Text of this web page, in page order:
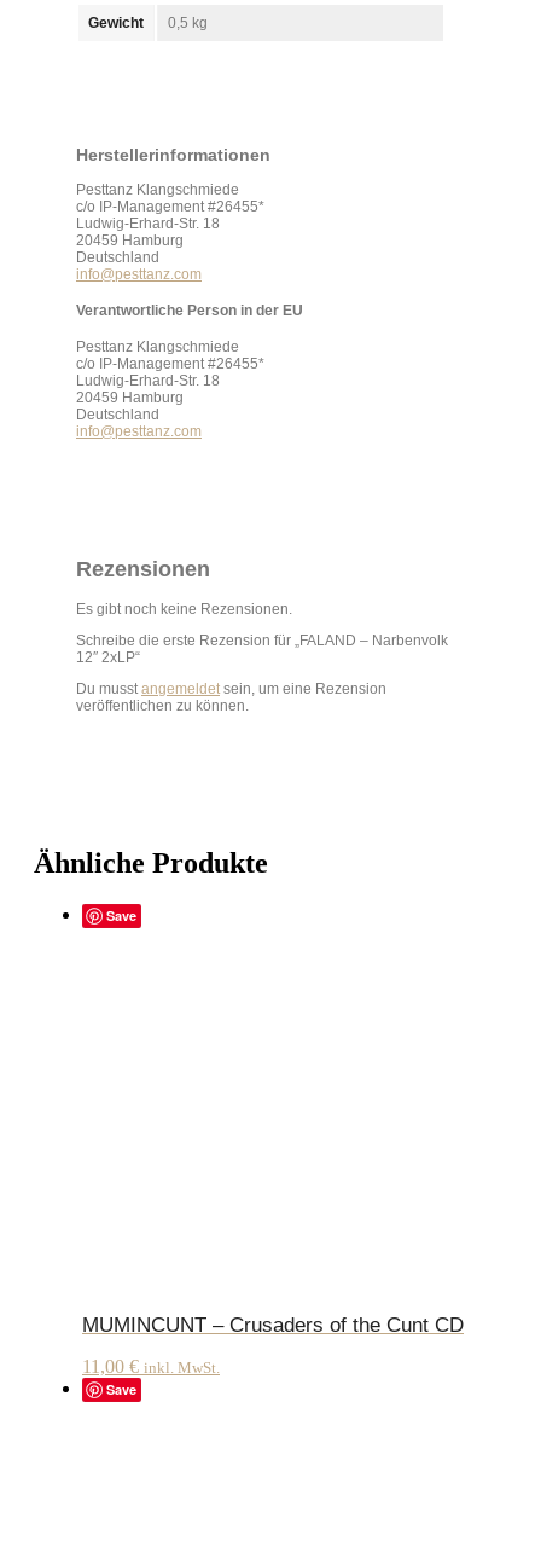
Gewicht 0,5 kg
Herstellerinformationen
Pesttanz Klangschmiede
c/o IP-Management #26455*
Ludwig-Erhard-Str. 18
20459 Hamburg
Deutschland
info@pesttanz.com
Verantwortliche Person in der EU
Pesttanz Klangschmiede
c/o IP-Management #26455*
Ludwig-Erhard-Str. 18
20459 Hamburg
Deutschland
info@pesttanz.com
Rezensionen
Es gibt noch keine Rezensionen.
Schreibe die erste Rezension für „FALAND – Narbenvolk
12″ 2xLP“
Du musstangemeldetsein, um eine Rezension
veröffentlichen zu können.
Ähnliche Produkte
Save
MUMINCUNT – Crusaders of the Cunt CD
11,00 € inkl. MwSt.
Save